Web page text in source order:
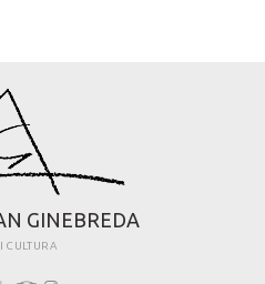
N GIN EBREDA
CULTURA